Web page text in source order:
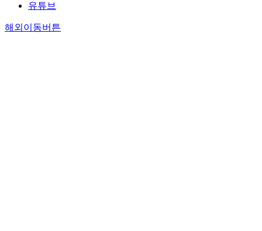
유튜브
해외이동버튼